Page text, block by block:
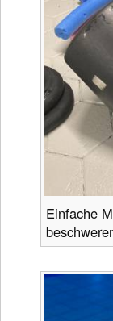
Einfache